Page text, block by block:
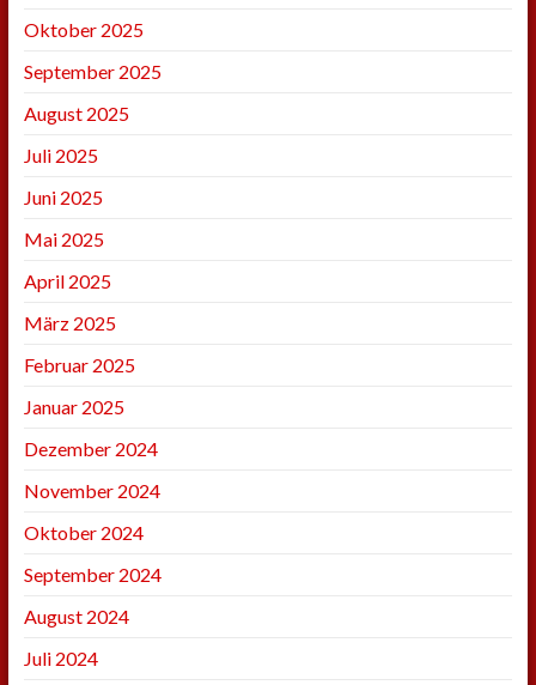
Oktober 2025
September 2025
August 2025
Juli 2025
Juni 2025
Mai 2025
April 2025
März 2025
Februar 2025
Januar 2025
Dezember 2024
November 2024
Oktober 2024
September 2024
August 2024
Juli 2024